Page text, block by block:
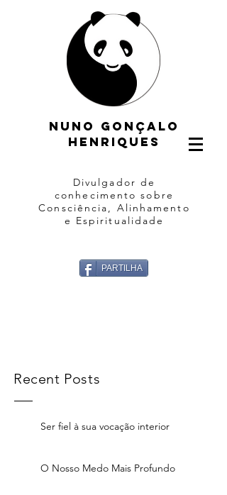
Nuno gonçalo
henriques
Divulgador de
conhecimento sobre
Consciência, Alinhamento
e Espiritualidade
PARTILHA
Recent Posts
Ser fiel à sua vocação interior
O Nosso Medo Mais Profundo